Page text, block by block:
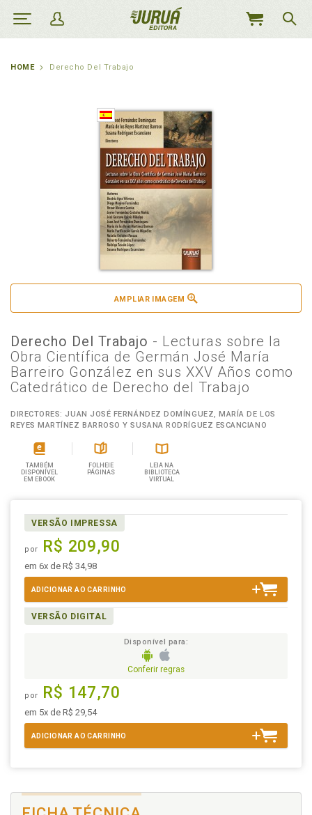
MEU
HOME Derecho Del Trabajo
AMPLIAR IMAGEM
Derecho Del Trabajo - Lecturas sobre la
Obra Científica de Germán José María
Barreiro González en sus XXV Años como
Catedrático de Derecho del Trabajo
DIRECTORES: JUAN JOSÉ FERNÁNDEZ DOMÍNGUEZ, MARÍA DE LOS
REYES MARTÍNEZ BARROSO Y SUSANA RODRÍGUEZ ESCANCIANO
TAMBÉM
DISPONÍVEL
EM EBOOK
FOLHEIE
PÁGINAS
LEIA NA
BIBLIOTECA
VIRTUAL
VERSÃO IMPRESSA
por R$ 209,90
em 6x de R$ 34,98
ADICIONAR AO CARRINHO
VERSÃO DIGITAL
Disponível para:
Conferir regras
por R$ 147,70
em 5x de R$ 29,54
ADICIONAR AO CARRINHO